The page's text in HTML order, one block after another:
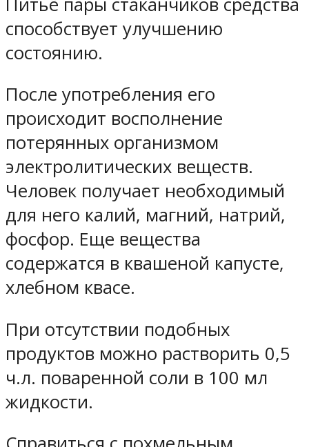
способствует улучшению
состоянию.
После употребления его
происходит восполнение
потерянных организмом
электролитических веществ.
Человек получает необходимый
для него калий, магний, натрий,
фосфор. Еще вещества
содержатся в квашеной капусте,
хлебном квасе.
При отсутствии подобных
продуктов можно растворить 0,5
ч.л. поваренной соли в 100 мл
жидкости.